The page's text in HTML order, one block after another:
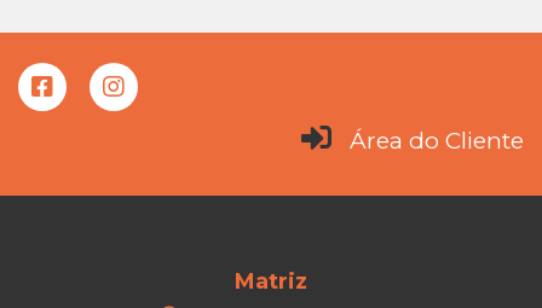
Área do Cliente
Matriz